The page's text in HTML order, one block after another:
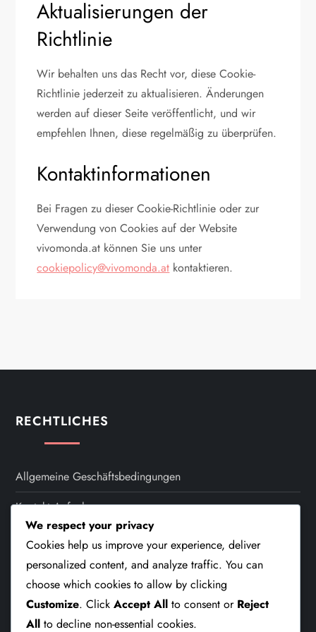
Aktualisierungen der
Richtlinie
Wir behalten uns das Recht vor, diese Cookie-
Richtlinie jederzeit zu aktualisieren. Änderungen
werden auf dieser Seite veröffentlicht, und wir
empfehlen Ihnen, diese regelmäßig zu überprüfen.
Kontaktinformationen
Bei Fragen zu dieser Cookie-Richtlinie oder zur
Verwendung von Cookies auf der Website
vivomonda.at können Sie uns unter
cookiepolicy@vivomonda.at kontaktieren.
RECHTLICHES
Allgemeine Geschäftsbedingungen
Kontakt Aufnehmen
Über Uns
Datenschutzrichtlinie
Cookie-Einstellungen
We respect your privacy
Cookies help us improve your experience, deliver
personalized content, and analyze traffic. You can
choose which cookies to allow by clicking
Customize. Click Accept All to consent or Reject
All to decline non-essential cookies.